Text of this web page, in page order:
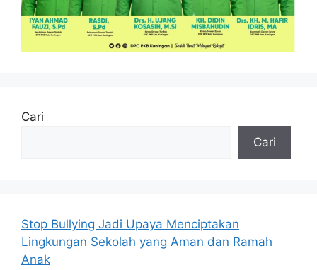
Cari
Cari
Stop Bullying Jadi Upaya Menciptakan
Lingkungan Sekolah yang Aman dan Ramah
Anak